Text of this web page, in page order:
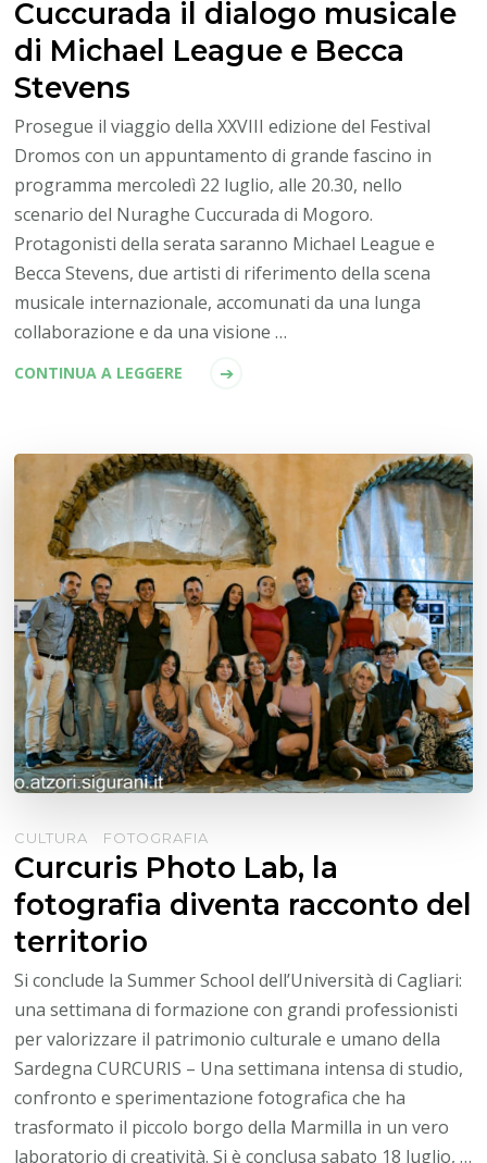
Cuccurada il dialogo musicale
di Michael League e Becca
Stevens
Prosegue il viaggio della XXVIII edizione del Festival
Dromos con un appuntamento di grande fascino in
programma mercoledì 22 luglio, alle 20.30, nello
scenario del Nuraghe Cuccurada di Mogoro.
Protagonisti della serata saranno Michael League e
Becca Stevens, due artisti di riferimento della scena
musicale internazionale, accomunati da una lunga
collaborazione e da una visione …
CONTINUA A LEGGERE
CULTURA FOTOGRAFIA
Curcuris Photo Lab, la
fotografia diventa racconto del
territorio
Si conclude la Summer School dell’Università di Cagliari:
una settimana di formazione con grandi professionisti
per valorizzare il patrimonio culturale e umano della
Sardegna CURCURIS – Una settimana intensa di studio,
confronto e sperimentazione fotografica che ha
trasformato il piccolo borgo della Marmilla in un vero
laboratorio di creatività. Si è conclusa sabato 18 luglio, …